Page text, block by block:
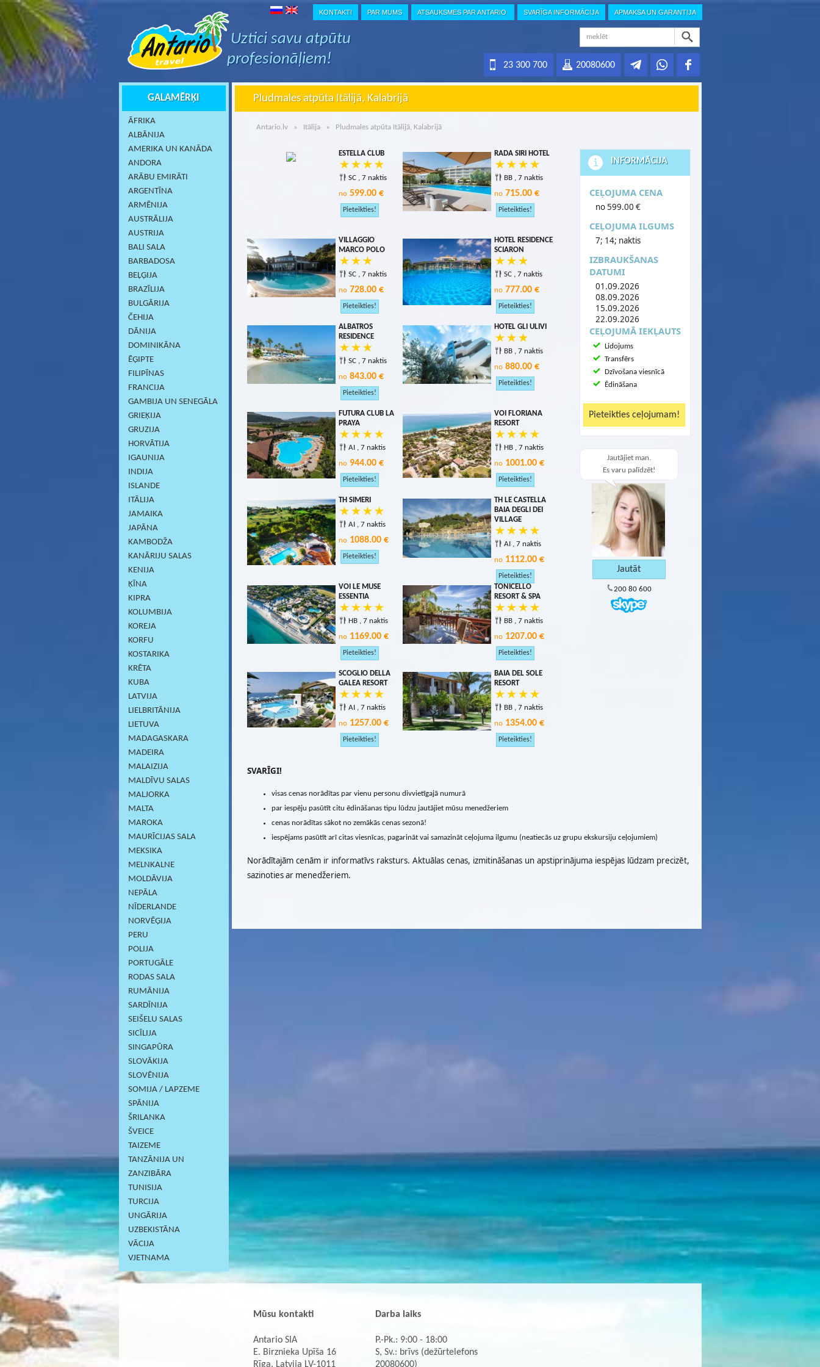
KONTAKTI PAR MUMS ATSAUKSMES PAR ANTARIO SVARĪGA INFORMĀCIJA APMAKSA UN GARANTIJA
Uztici savu atpūtu
profesionāļiem!
20080600
23 300 700
GALAMĒRĶI
ĀFRIKA
ALBĀNIJA
AMERIKA UN KANĀDA
ANDORA
ARĀBU EMIRĀTI
ARGENTĪNA
ARMĒNIJA
AUSTRĀLIJA
AUSTRIJA
BALI SALA
BARBADOSA
BEĻĢIJA
BRAZĪLIJA
BULGĀRIJA
ČEHIJA
DĀNIJA
DOMINIKĀNA
ĒĢIPTE
FILIPĪNAS
FRANCIJA
GAMBIJA UN SENEGĀLA
GRIEĶIJA
GRUZIJA
HORVĀTIJA
IGAUNIJA
INDIJA
ISLANDE
ITĀLIJA
JAMAIKA
JAPĀNA
KAMBODŽA
KANĀRIJU SALAS
KENIJA
ĶĪNA
KIPRA
KOLUMBIJA
KOREJA
KORFU
KOSTARIKA
KRĒTA
KUBA
LATVIJA
LIELBRITĀNIJA
LIETUVA
MADAGASKARA
MADEIRA
MALAIZIJA
MALDĪVU SALAS
MALJORKA
MALTA
MAROKA
MAURĪCIJAS SALA
MEKSIKA
MELNKALNE
MOLDĀVIJA
NEPĀLA
NĪDERLANDE
NORVĒĢIJA
PERU
POLIJA
PORTUGĀLE
RODAS SALA
RUMĀNIJA
SARDĪNIJА
SEIŠELU SALAS
SICĪLIJA
SINGAPŪRA
SLOVĀKIJA
SLOVĒNIJA
SOMIJA / LAPZEME
SPĀNIJA
ŠRILANKA
ŠVEICE
TAIZEME
TANZĀNIJA UN
ZANZIBĀRA
TUNISIJA
TURCIJA
UNGĀRIJA
UZBEKISTĀNA
VĀCIJA
VJETNAMA
Pludmales atpūta Itālijā, Kalabrijā
Antario.lv» Itālija» Pludmales atpūta Itālijā, Kalabrijā
INFORMĀCIJA
CEĻOJUMA CENA
no 599.00 €
CEĻOJUMA ILGUMS
7; 14; naktis
IZBRAUKŠANAS
DATUMI
01.09.2026
08.09.2026
15.09.2026
22.09.2026
CEĻOJUMĀ IEKĻAUTS
Lidojums
Transfērs
Dzīvošana viesnīcā
Ēdināšana
Jautājiet man.
Es varu palīdzēt!
200 80 600
ESTELLA CLUB
SC , 7 naktis
no599.00 €
RADA SIRI HOTEL
BB , 7 naktis
no715.00 €
VILLAGGIO
MARCO POLO
SC , 7 naktis
no728.00 €
HOTEL RESIDENCE
SCIARON
SC , 7 naktis
no777.00 €
ALBATROS
RESIDENCE
SC , 7 naktis
no843.00 €
HOTEL GLI ULIVI
BB , 7 naktis
no880.00 €
FUTURA CLUB LA
PRAYA
AI , 7 naktis
no944.00 €
VOI FLORIANA
RESORT
HB , 7 naktis
no1001.00 €
TH SIMERI
AI , 7 naktis
no1088.00 €
TH LE CASTELLA
BAIA DEGLI DEI
VILLAGE
AI , 7 naktis
no1112.00 €
VOI LE MUSE
ESSENTIA
HB , 7 naktis
no1169.00 €
TONICELLO
RESORT & SPA
BB , 7 naktis
no1207.00 €
SCOGLIO DELLA
GALEA RESORT
AI , 7 naktis
no1257.00 €
BAIA DEL SOLE
RESORT
BB , 7 naktis
no1354.00 €
SVARĪGI!
visas cenas norādītas par vienu personu divvietīgajā numurā
par iespēju pasūtīt citu ēdināšanas tipu lūdzu jautājiet mūsu menedžeriem
cenas norādītas sākot no zemākās cenas sezonā!
iespējams pasūtīt arī citas viesnīcas, pagarināt vai samazināt ceļojuma ilgumu (neatiecās uz grupu ekskursiju ceļojumiem)
Norādītajām cenām ir informatīvs raksturs. Aktuālas cenas, izmitināšanas un apstiprinājuma iespējas lūdzam precizēt,
sazinoties ar menedžeriem.
Mūsu kontakti
Antario SIA
E. Birznieka Upīša 16
Rīga, Latvija LV-1011
Darba laiks
P.-Pk.: 9:00 - 18:00
S, Sv.: brīvs (dežūrtelefons
20080600)